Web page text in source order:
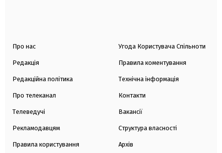
Про нас
Редакція
Редакційна політика
Про телеканал
Телеведучі
Рекламодавцям
Правила користування
Угода Користувача Спільноти
Правила коментування
Технічна інформація
Контакти
Вакансії
Структура власності
Архів